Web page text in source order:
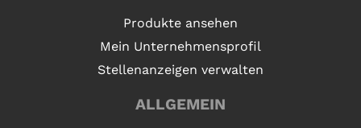
Produkte ansehen
Mein Unternehmensprofil
Stellenanzeigen verwalten
ALLGEMEIN